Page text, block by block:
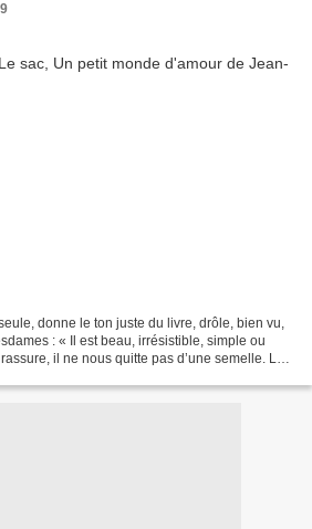
donne le ton juste du livre, drôle, bien vu,
: « Il est beau, irrésistible, simple ou
il ne nous quitte pas d’une semelle. Le